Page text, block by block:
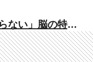
ない」脳の特性
画として表現す
】